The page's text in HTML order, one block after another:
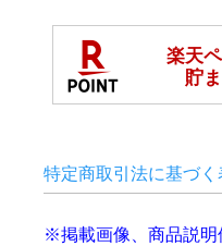
特定商取引法に基づ
※掲載画像、商品説明